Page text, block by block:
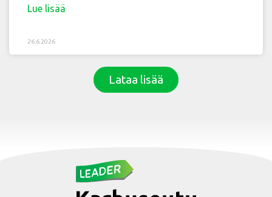
Lue lisää
26.6.2026
Lataa lisää